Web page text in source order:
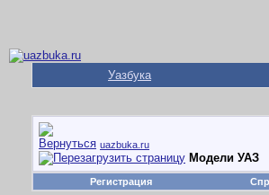
Уазбука
uazbuka.ru
Модели УАЗ
Регистрация